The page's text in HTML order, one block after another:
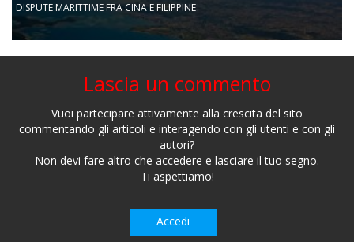
DISPUTE MARITTIME FRA CINA E FILIPPINE
Lascia un commento
Vuoi partecipare attivamente alla crescita del sito
commentando gli articoli e interagendo con gli utenti e con gli
autori?
Non devi fare altro che accedere e lasciare il tuo segno.
Ti aspettiamo!
Accedi